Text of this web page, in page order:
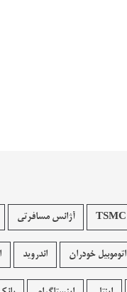
TSMC آژانس مسافرتی
اتوموبیل خودران اندروید